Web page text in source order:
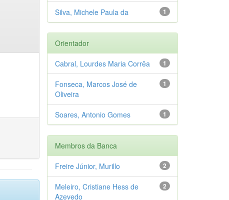
1
Silva, Michele Paula da
Orientador
1
Cabral, Lourdes Maria Corrêa
1
Fonseca, Marcos José de
Oliveira
1
Soares, Antonio Gomes
Membros da Banca
2
Freire Júnior, Murillo
2
Meleiro, Cristiane Hess de
Azevedo